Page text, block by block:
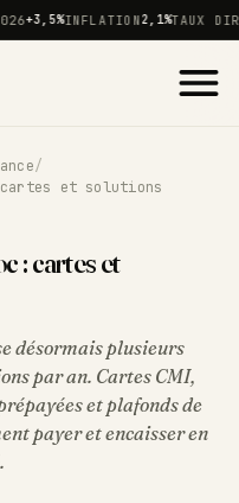
+3,5%INFLATION2,1%TAUX
/
cartes et solutions
: cartes et
désormais plusieurs
par an. Cartes CMI,
et plafonds de
payer et encaisser en